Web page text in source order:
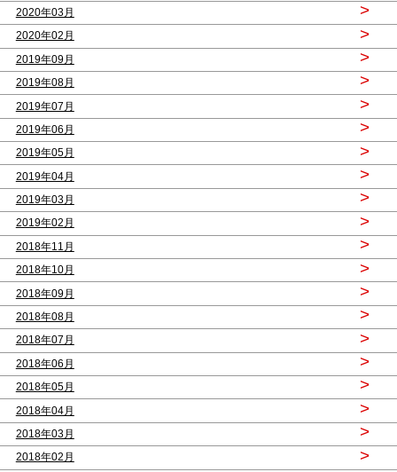
2020年03月 >
2020年02月 >
2019年09月 >
2019年08月 >
2019年07月 >
2019年06月 >
2019年05月 >
2019年04月 >
2019年03月 >
2019年02月 >
2018年11月 >
2018年10月 >
2018年09月 >
2018年08月 >
2018年07月 >
2018年06月 >
2018年05月 >
2018年04月 >
2018年03月 >
2018年02月 >